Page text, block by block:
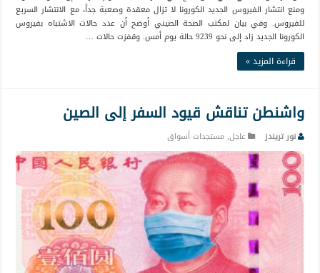
ومنع انتشار الفيروس الجديد الكورونا لا تزال معقدة وصعبة جداً، مع الانتشار السريع
للفيروس. وفي بيان لمكتب الصحة الصيني أوضح أن عدد حالات الاشتباه بفيروس
الكورونا الجديد زاد إلى نحو 9239 حالة يوم أمس. وقفزت حالات …
قراءة المزيد »
واشنطن تناقش قيود السفر إلى الصين
نور تريندز عاجل,مستجدات أسواق